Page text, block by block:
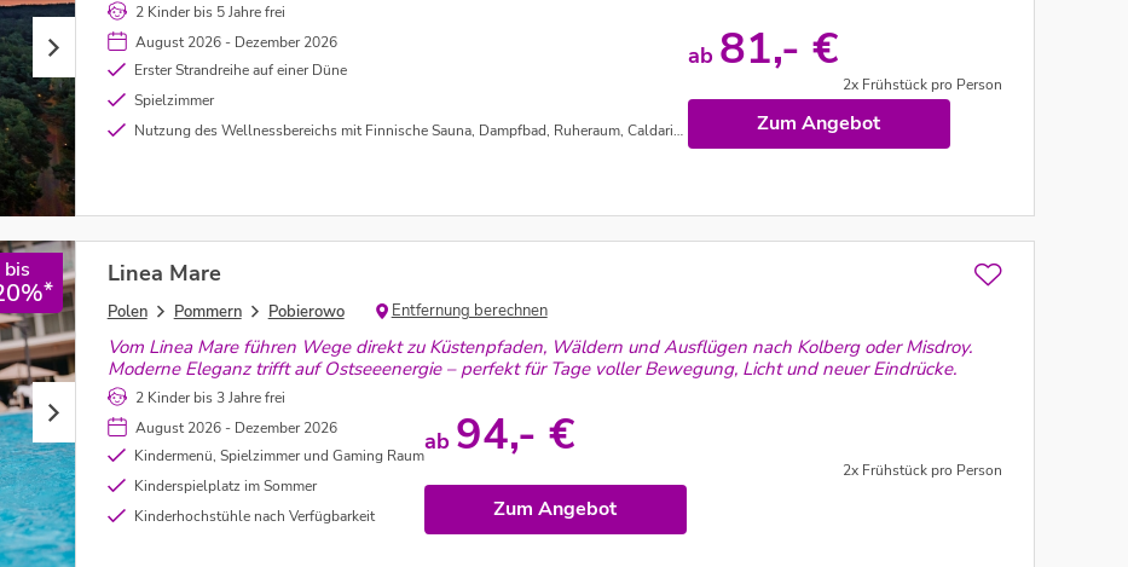
2 Kinder bis 5 Jahre frei
August 2026 - Dezember 2026
Erster Strandreihe auf einer Düne
Spielzimmer
Nutzung des Wellnessbereichs mit Finnische Sauna, Dampfbad, Ruheraum, Caldarium, Salzgrotte und Erlebnisdusche
ab 81,- €
2x Frühstück pro Person
Zum Angebot
bis
*
Linea Mare
Polen Pommern Pobierowo Entfernung berechnen
Vom Linea Mare führen Wege direkt zu Küstenpfaden, Wäldern und Ausflügen nach Kolberg oder Misdroy.
Moderne Eleganz trifft auf Ostseeenergie – perfekt für Tage voller Bewegung, Licht und neuer Eindrücke.
2 Kinder bis 3 Jahre frei
August 2026 - Dezember 2026
Kindermenü, Spielzimmer und Gaming Raum
Kinderspielplatz im Sommer
Kinderhochstühle nach Verfügbarkeit
ab 94,- €
2x Frühstück pro Person
Zum Angebot